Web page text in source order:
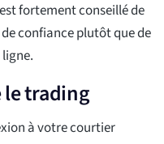
fortement conseillé de
confiance plutôt que de
trading
à votre courtier